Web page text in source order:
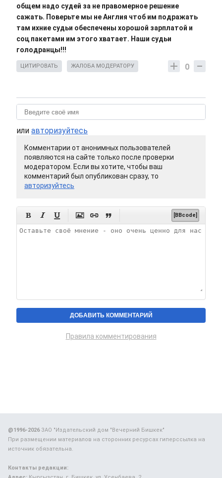
общем надо судей за не правомерное решение
сажать. Поверьте мы не Англия чтоб им подражать
там ихние судьи обеспечены хорошой зарплатой и
соц пакетами им этого хватает. Наши судьи
голодранцы!!!
0
ЦИТИРОВАТЬ ЖАЛОБА МОДЕРАТОРУ
или авторизуйтесь
Комментарии от анонимных пользователей
появляются на сайте только после проверки
модератором. Если вы хотите, чтобы ваш
комментарий был опубликован сразу, то
авторизуйтесь
      [BBcode]
Правила комментирования
@1996-2026ЗАО "Издательский дом "Вечерний Бишкек"
При размещении материалов на сторонних ресурсах гиперссылка на
источник обязательна.
Контакты редакции: